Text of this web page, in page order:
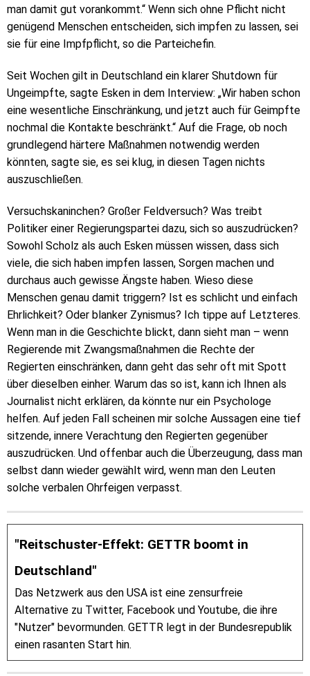
man damit gut vorankommt.“ Wenn sich ohne Pflicht nicht
genügend Menschen entscheiden, sich impfen zu lassen, sei
sie für eine Impfpflicht, so die Parteichefin.
Seit Wochen gilt in Deutschland ein klarer Shutdown für
Ungeimpfte, sagte Esken in dem Interview: „Wir haben schon
eine wesentliche Einschränkung, und jetzt auch für Geimpfte
nochmal die Kontakte beschränkt.“ Auf die Frage, ob noch
grundlegend härtere Maßnahmen notwendig werden
könnten, sagte sie, es sei klug, in diesen Tagen nichts
auszuschließen.
Versuchskaninchen? Großer Feldversuch? Was treibt
Politiker einer Regierungspartei dazu, sich so auszudrücken?
Sowohl Scholz als auch Esken müssen wissen, dass sich
viele, die sich haben impfen lassen, Sorgen machen und
durchaus auch gewisse Ängste haben. Wieso diese
Menschen genau damit triggern? Ist es schlicht und einfach
Ehrlichkeit? Oder blanker Zynismus? Ich tippe auf Letzteres.
Wenn man in die Geschichte blickt, dann sieht man – wenn
Regierende mit Zwangsmaßnahmen die Rechte der
Regierten einschränken, dann geht das sehr oft mit Spott
über dieselben einher. Warum das so ist, kann ich Ihnen als
Journalist nicht erklären, da könnte nur ein Psychologe
helfen. Auf jeden Fall scheinen mir solche Aussagen eine tief
sitzende, innere Verachtung den Regierten gegenüber
auszudrücken. Und offenbar auch die Überzeugung, dass man
selbst dann wieder gewählt wird, wenn man den Leuten
solche verbalen Ohrfeigen verpasst.
"Reitschuster-Effekt: GETTR boomt in
Deutschland"
Das Netzwerk aus den USA ist eine zensurfreie
Alternative zu Twitter, Facebook und Youtube, die ihre
"Nutzer" bevormunden. GETTR legt in der Bundesrepublik
einen rasanten Start hin.